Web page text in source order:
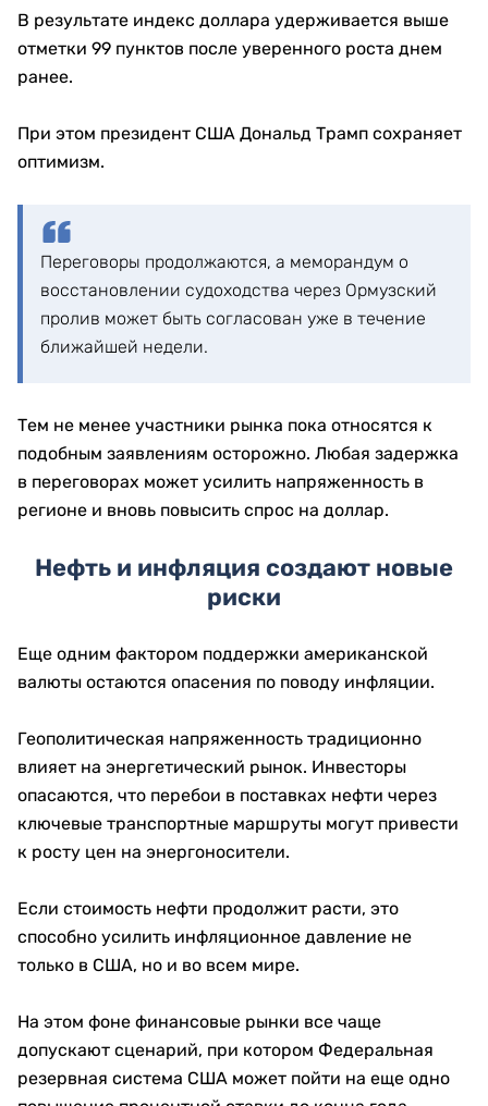
В результате индекс доллара удерживается выше
отметки 99 пунктов после уверенного роста днем
ранее.
При этом президент США Дональд Трамп сохраняет
оптимизм.
Переговоры продолжаются, а меморандум о
восстановлении судоходства через Ормузский
пролив может быть согласован уже в течение
ближайшей недели.
Тем не менее участники рынка пока относятся к
подобным заявлениям осторожно. Любая задержка
в переговорах может усилить напряженность в
регионе и вновь повысить спрос на доллар.
Нефть и инфляция создают новые
риски
Еще одним фактором поддержки американской
валюты остаются опасения по поводу инфляции.
Геополитическая напряженность традиционно
влияет на энергетический рынок. Инвесторы
опасаются, что перебои в поставках нефти через
ключевые транспортные маршруты могут привести
к росту цен на энергоносители.
Если стоимость нефти продолжит расти, это
способно усилить инфляционное давление не
только в США, но и во всем мире.
На этом фоне финансовые рынки все чаще
допускают сценарий, при котором Федеральная
резервная система США может пойти на еще одно